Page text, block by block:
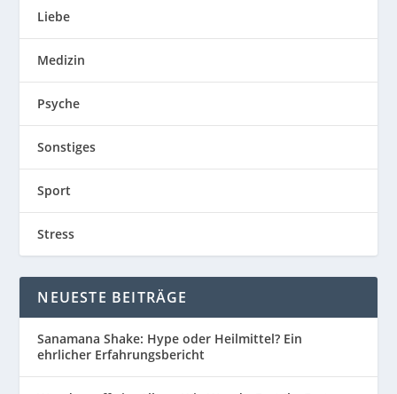
Liebe
Medizin
Psyche
Sonstiges
Sport
Stress
NEUESTE BEITRÄGE
Sanamana Shake: Hype oder Heilmittel? Ein
ehrlicher Erfahrungsbericht